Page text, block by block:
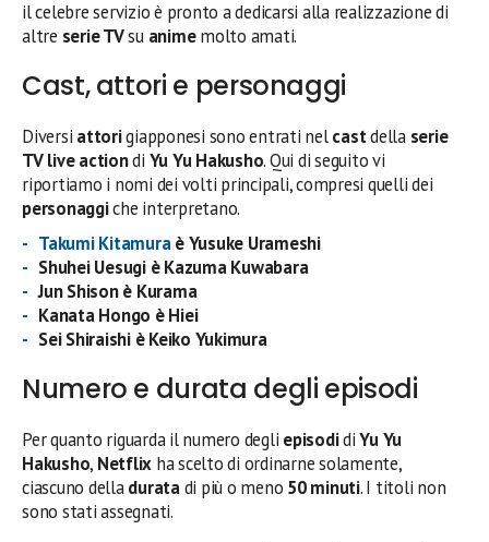
il celebre servizio è pronto a dedicarsi alla realizzazione di
altre serie TVsu animemolto amati.
Cast, attori e personaggi
Diversi attorigiapponesi sono entrati nelcastdella serie
TV live actiondi Yu Yu Hakusho. Qui di seguito vi
riportiamo i nomi dei volti principali, compresi quelli dei
personaggiche interpretano.
Takumi Kitamuraè Yusuke Urameshi
Shuhei Uesugi è Kazuma Kuwabara
Jun Shison è Kurama
Kanata Hongo è Hiei
Sei Shiraishi è Keiko Yukimura
Numero e durata degli episodi
Per quanto riguarda il numero degli episodidiYu Yu
Hakusho, Netflix ha scelto di ordinarne solamente,
ciascuno delladuratadi più o meno 50 minuti. I titoli non
sono stati assegnati.